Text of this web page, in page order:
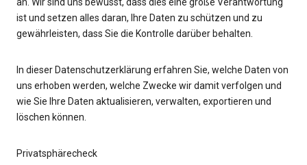
an. Wir sind uns bewusst, dass dies eine große Verantwortung
ist und setzen alles daran, Ihre Daten zu schützen und zu
gewährleisten, dass Sie die Kontrolle darüber behalten.
In dieser Datenschutzerklärung erfahren Sie, welche Daten von
uns erhoben werden, welche Zwecke wir damit verfolgen und
wie Sie Ihre Daten aktualisieren, verwalten, exportieren und
löschen können.
Privatsphärecheck